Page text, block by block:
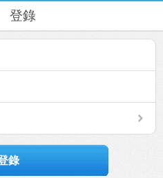
登錄
錄